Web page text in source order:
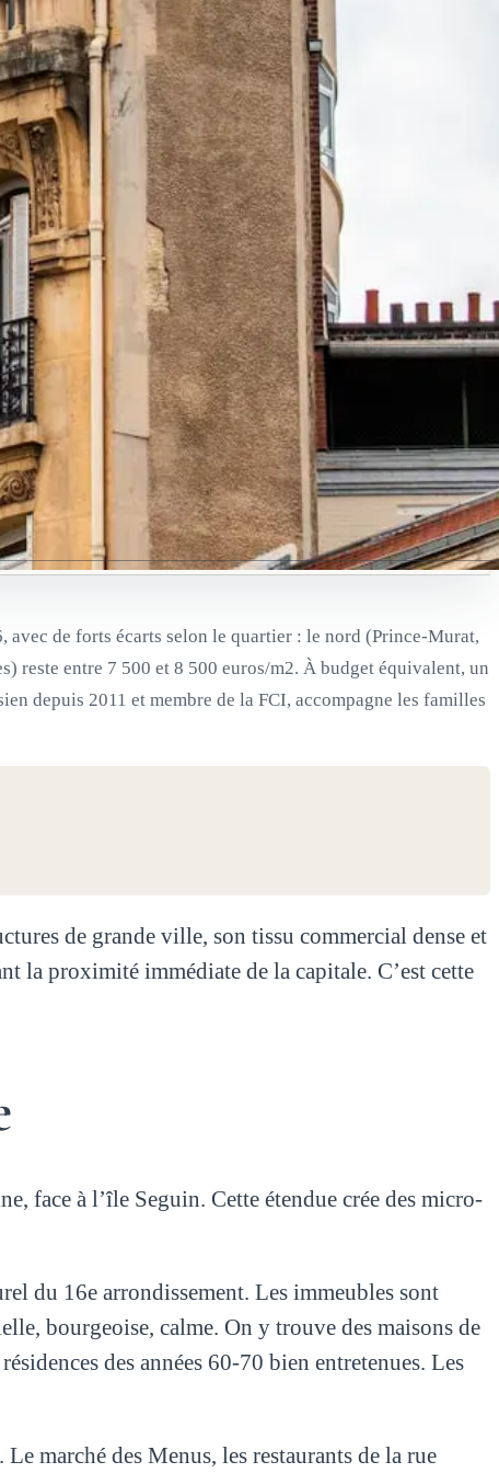
de forts écarts selon le quartier : le nord (Prince-Murat,
reste entre 7 500 et 8 500 euros/m2. À budget équivalent, un
depuis 2011 et membre de la FCI, accompagne les familles
de grande ville, son tissu commercial dense et
la proximité immédiate de la capitale. C’est cette
face à l’île Seguin. Cette étendue crée des micro-
du 16e arrondissement. Les immeubles sont
bourgeoise, calme. On y trouve des maisons de
des années 60-70 bien entretenues. Les
marché des Menus, les restaurants de la rue